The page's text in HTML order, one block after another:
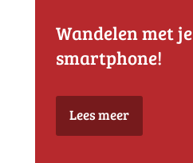
Wandelen met je
smartphone!
Lees meer